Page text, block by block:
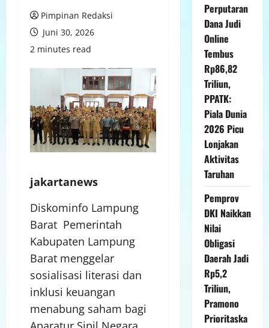
Pimpinan Redaksi
Juni 30, 2026
2 minutes read
jakartanews
Diskominfo Lampung
Barat Pemerintah
Kabupaten Lampung
Barat menggelar
sosialisasi literasi dan
inklusi keuangan
menabung saham bagi
Perputaran
Dana Judi
Online
Tembus
Rp86,82
Triliun,
PPATK:
Piala Dunia
2026 Picu
Lonjakan
Aktivitas
Taruhan
Pemprov
DKI Naikkan
Nilai
Obligasi
Daerah Jadi
Rp5,2
Triliun,
Pramono
Prioritaska